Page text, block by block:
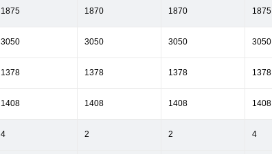
1875 1870 1870 1875
3050 3050 3050 3050
1378 1378 1378 1378
1408 1408 1408 1408
4 2 2 4